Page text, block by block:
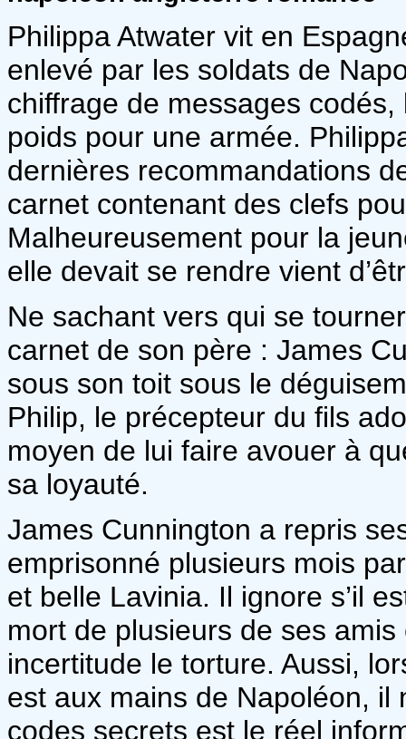
Philippa Atwater vit en
enlevé par les soldats de
chiffrage de messages
poids pour une armée.
dernières recommandations
carnet contenant des clefs
Malheureusement pour la
elle devait se rendre vient
Ne sachant vers qui se
carnet de son père : James
sous son toit sous le
Philip, le précepteur du fils
moyen de lui faire avouer à
sa loyauté.
James Cunnington a repris
emprisonné plusieurs mois
et belle Lavinia. Il ignore s’il
mort de plusieurs de ses
incertitude le torture. Aussi,
est aux mains de Napoléon, il
codes secrets est le réel